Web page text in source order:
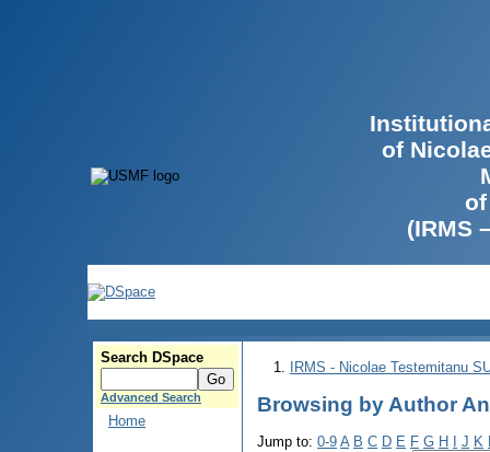
of
(IRMS
Search DSpace
Advanced Search
Home
IRMS - Nicolae Testemitanu
Browsing by Author
Jump to: 0-9 A B C D E F G H J K